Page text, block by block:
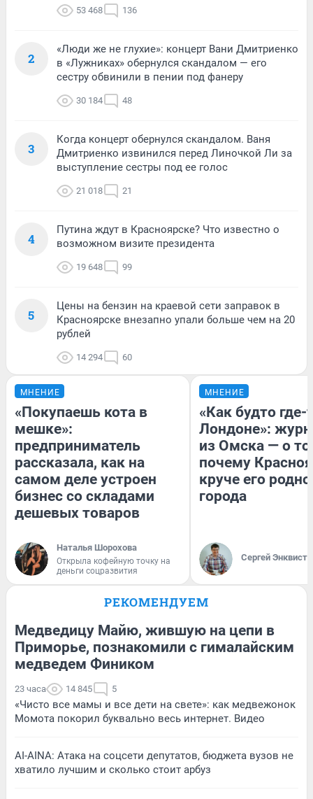
53 468 136
2
«Люди же не глухие»: концерт Вани Дмитриенко
в «Лужниках» обернулся скандалом — его
сестру обвинили в пении под фанеру
30 184 48
3
Когда концерт обернулся скандалом. Ваня
Дмитриенко извинился перед Линочкой Ли за
выступление сестры под ее голос
21 018 21
4
Путина ждут в Красноярске? Что известно о
возможном визите президента
19 648 99
5
Цены на бензин на краевой сети заправок в
Красноярске внезапно упали больше чем на 20
рублей
14 294 60
МНЕНИЕ
«Покупаешь кота в
мешке»:
предприниматель
рассказала, как на
самом деле устроен
бизнес со складами
дешевых товаров
Наталья Шорохова
Открыла кофейную точку на
деньги соцразвития
МНЕНИЕ
«Как будто где-
Лондоне»:
из Омска — о
почему
круче его
города
Сергей Энквист
РЕКОМЕНДУЕМ
Медведицу Майю, жившую на цепи в
Приморье, познакомили с гималайским
медведем Фиником
23 часа 14 845 5
«Чисто все мамы и все дети на свете»: как медвежонок
Момота покорил буквально весь интернет. Видео
AI-AINA: Атака на соцсети депутатов, бюджета вузов не
хватило лучшим и сколько стоит арбуз